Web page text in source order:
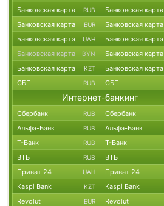
Банковская карта RUB Банковская карта
Банковская карта EUR Банковская карта
Банковская карта UAH Банковская карта
Банковская карта BYN Банковская карта
Банковская карта KZT Банковская карта
СБП RUB СБП
Интернет-банкинг
Сбербанк RUB Сбербанк
Альфа-Банк RUB Альфа-Банк
Т-Банк RUB Т-Банк
ВТБ RUB ВТБ
Приват 24 UAH Приват 24
Kaspi Bank KZT Kaspi Bank
Revolut EUR Revolut